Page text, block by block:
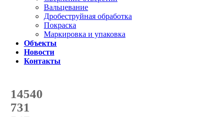
Вальцевание
Дробеструйная обработка
Покраска
Маркировка и упаковка
Объекты
Новости
Контакты
14540
с начала года
731
с начала месяца